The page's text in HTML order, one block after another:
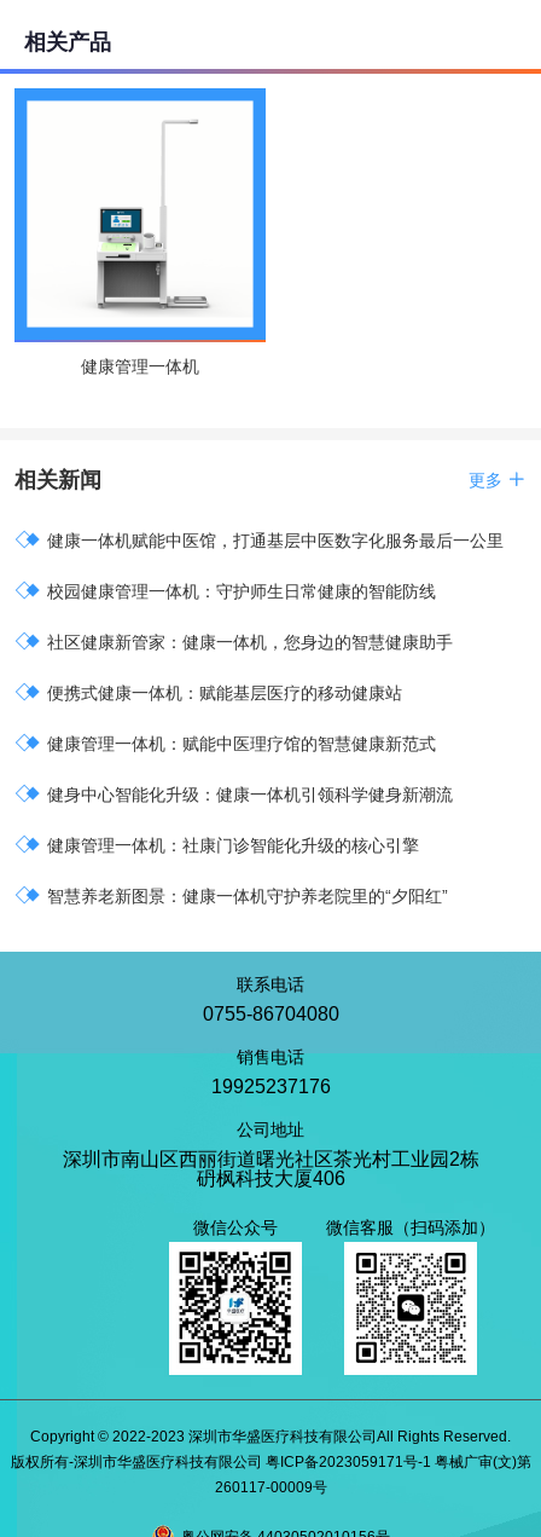
相关产品
健康管理一体机
相关新闻 更多 
 健康一体机赋能中医馆，打通基层中医数字化服务最后一公里
 校园健康管理一体机：守护师生日常健康的智能防线
 社区健康新管家：健康一体机，您身边的智慧健康助手
 便携式健康一体机：赋能基层医疗的移动健康站
 健康管理一体机：赋能中医理疗馆的智慧健康新范式
 健身中心智能化升级：健康一体机引领科学健身新潮流
 健康管理一体机：社康门诊智能化升级的核心引擎
 智慧养老新图景：健康一体机守护养老院里的“夕阳红”
联系电话
0755-86704080
销售电话
19925237176
公司地址
深圳市南山区西丽街道曙光社区茶光村工业园2栋
砃枫科技大厦406
微信公众号 微信客服（扫码添加）
Copyright © 2022-2023 深圳市华盛医疗科技有限公司All Rights Reserved.
版权所有-深圳市华盛医疗科技有限公司 粤ICP备2023059171号-1 粤械广审(文)第
260117-00009号